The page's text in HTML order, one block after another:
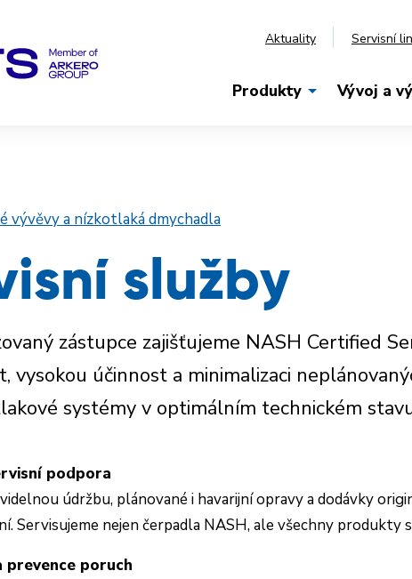
Aktuality Servisní
Produkty Vývoj a
vývěvy a nízkotlaká dmychadla
služby
zástupce zajišťujeme NASH Certified
vysokou účinnost a minimalizaci
systémy v optimálním technickém
podpora
údržbu, plánované i havarijní opravy a dodávky
Servisujeme nejen čerpadla NASH, ale všechny
prevence poruch